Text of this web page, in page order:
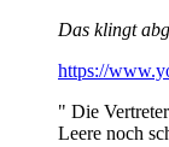
Das klingt
https://
" Die
Leere noch